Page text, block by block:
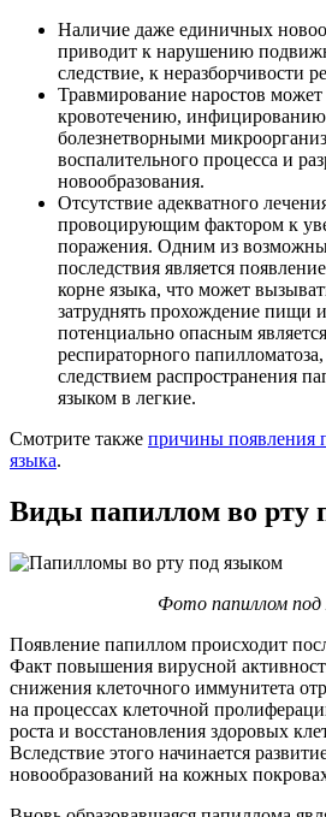
Наличие даже единичных
приводит к нарушению
следствие, к неразборчивости
Травмирование наростов
кровотечению,
болезнетворными
воспалительного процесса и
новообразования.
Отсутствие адекватного
провоцирующим фактором к
поражения. Одним из
последствия является
корне языка, что может
затруднять прохождение пищи
потенциально опасным
респираторного
следствием распространения
языком в легкие.
Смотрите также причины появления
языка.
Виды папиллом во рту
Фото папиллом под
Появление папиллом происходит
Факт повышения вирусной
снижения клеточного иммунитета
на процессах клеточной
роста и восстановления здоровых
Вследствие этого начинается
новообразований на кожных